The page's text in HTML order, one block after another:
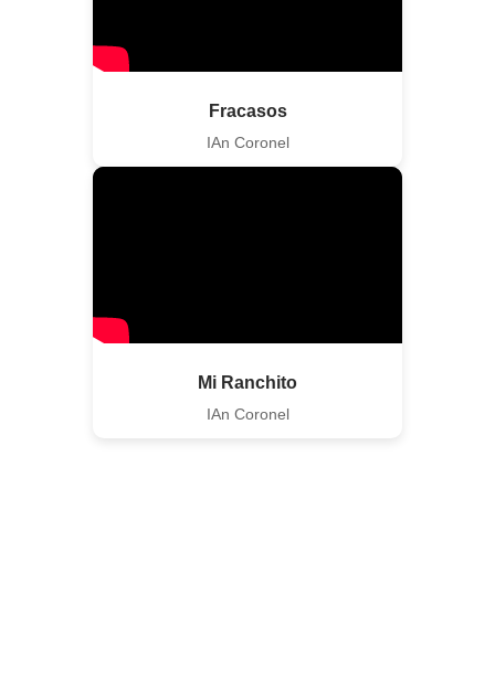
Fracasos
IAn Coronel
Mi Ranchito
IAn Coronel